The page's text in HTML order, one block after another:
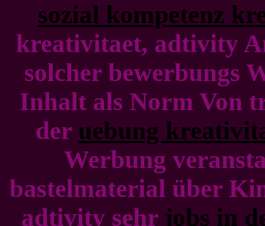
sozial kompetenz
kreativitaet, adtivity
solcher bewerbungs
Inhalt als Norm Von
der uebung
Werbung
bastelmaterial über
adtivity sehr jobs in